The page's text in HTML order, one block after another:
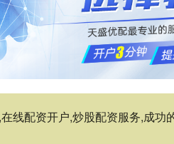
线配资开户,炒股配资服务,成